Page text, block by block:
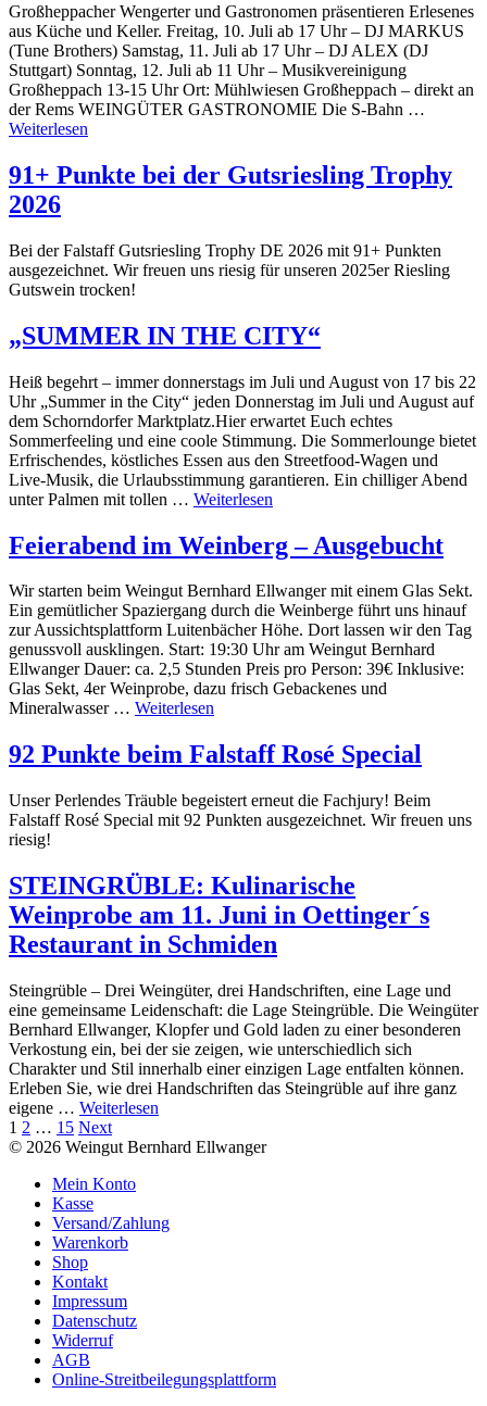
Großheppacher Wengerter und Gastronomen präsentieren Erlesenes
aus Küche und Keller. Freitag, 10. Juli ab 17 Uhr – DJ MARKUS
(Tune Brothers) Samstag, 11. Juli ab 17 Uhr – DJ ALEX (DJ
Stuttgart) Sonntag, 12. Juli ab 11 Uhr – Musikvereinigung
Großheppach 13-15 Uhr Ort: Mühlwiesen Großheppach – direkt an
der Rems WEINGÜTER GASTRONOMIE Die S-Bahn …
Weiterlesen
91+ Punkte bei der Gutsriesling Trophy
2026
Bei der Falstaff Gutsriesling Trophy DE 2026 mit 91+ Punkten
ausgezeichnet. Wir freuen uns riesig für unseren 2025er Riesling
Gutswein trocken!
„SUMMER IN THE CITY“
Heiß begehrt – immer donnerstags im Juli und August von 17 bis 22
Uhr „Summer in the City“ jeden Donnerstag im Juli und August auf
dem Schorndorfer Marktplatz.Hier erwartet Euch echtes
Sommerfeeling und eine coole Stimmung. Die Sommerlounge bietet
Erfrischendes, köstliches Essen aus den Streetfood-Wagen und
Live-Musik, die Urlaubsstimmung garantieren. Ein chilliger Abend
unter Palmen mit tollen … Weiterlesen
Feierabend im Weinberg – Ausgebucht
Wir starten beim Weingut Bernhard Ellwanger mit einem Glas Sekt.
Ein gemütlicher Spaziergang durch die Weinberge führt uns hinauf
zur Aussichtsplattform Luitenbächer Höhe. Dort lassen wir den Tag
genussvoll ausklingen. Start: 19:30 Uhr am Weingut Bernhard
Ellwanger Dauer: ca. 2,5 Stunden Preis pro Person: 39€ Inklusive:
Glas Sekt, 4er Weinprobe, dazu frisch Gebackenes und
Mineralwasser … Weiterlesen
92 Punkte beim Falstaff Rosé Special
Unser Perlendes Träuble begeistert erneut die Fachjury! Beim
Falstaff Rosé Special mit 92 Punkten ausgezeichnet. Wir freuen uns
riesig!
STEINGRÜBLE: Kulinarische
Weinprobe am 11. Juni in Oettinger´s
Restaurant in Schmiden
Steingrüble – Drei Weingüter, drei Handschriften, eine Lage und
eine gemeinsame Leidenschaft: die Lage Steingrüble. Die Weingüter
Bernhard Ellwanger, Klopfer und Gold laden zu einer besonderen
Verkostung ein, bei der sie zeigen, wie unterschiedlich sich
Charakter und Stil innerhalb einer einzigen Lage entfalten können.
Erleben Sie, wie drei Handschriften das Steingrüble auf ihre ganz
eigene … Weiterlesen
Seitennummerierung
der
Beiträge
Page
1 Page
2 … Page
15 Next
© 2026 Weingut Bernhard Ellwanger
Mein Konto
Kasse
Versand/Zahlung
Warenkorb
Shop
Kontakt
Impressum
Datenschutz
Widerruf
AGB
Online-Streitbeilegungsplattform